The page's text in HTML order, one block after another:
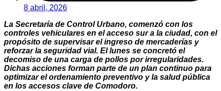
8 abril, 2026
La Secretaría de Control Urbano, comenzó con los
controles vehiculares en el acceso sur a la ciudad, con el
propósito de supervisar el ingreso de mercaderías y
reforzar la seguridad vial. El lunes se concretó el
decomiso de una carga de pollos por irregularidades.
Dichas acciones forman parte de un plan continuo para
optimizar el ordenamiento preventivo y la salud pública
en los accesos clave de Comodoro.